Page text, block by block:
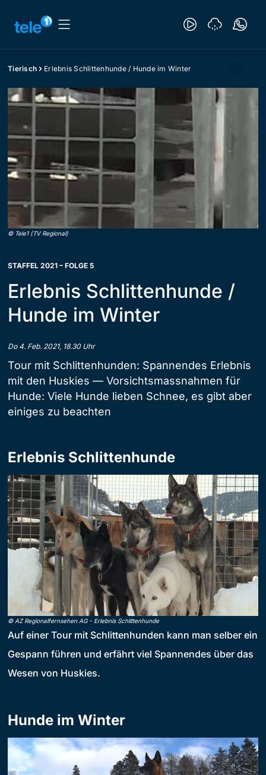
Tierisch Erlebnis Schlittenhunde / Hunde im Winter
© Tele1 (TV Regional)
STAFFEL 2021 – FOLGE 5
Erlebnis Schlittenhunde /
Hunde im Winter
Do 4. Feb. 2021, 18.30 Uhr
Tour mit Schlittenhunden: Spannendes Erlebnis
mit den Huskies — Vorsichtsmassnahmen für
Hunde: Viele Hunde lieben Schnee, es gibt aber
einiges zu beachten
Erlebnis Schlittenhunde
© AZ Regionalfernsehen AG- Erlebnis Schlittenhunde
Auf einer Tour mit Schlittenhunden kann man selber ein
Gespann führen und erfährt viel Spannendes über das
Wesen von Huskies.
Hunde im Winter